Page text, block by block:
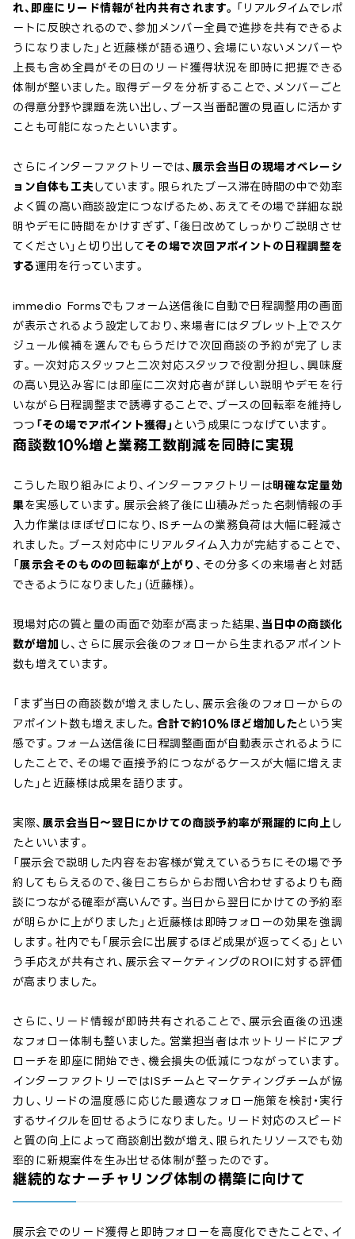
れ、即座にリード情報が社内共有されます。 「リアルタイムでレポ
ートに反映されるので、参加メンバー全員で進捗を共有できるよ
うになりました」と近藤様が語る通り、会場にいないメンバーや
上長も含め全員がその日のリード獲得状況を即時に把握できる
体制が整いました。取得データを分析することで、メンバーごと
の得意分野や課題を洗い出し、ブース当番配置の見直しに活かす
ことも可能になったといいます。
さらにインターファクトリーでは、 展示会当日の現場オペレーシ
ョン自体も工夫 しています。限られたブース滞在時間の中で効率
よく質の高い商談設定につなげるため、あえてその場で詳細な説
明やデモに時間をかけすぎず、「後日改めてしっかりご説明させ
てください」と切り出して その場で次回アポイントの日程調整を
する 運用を行っています。
immedio Formsでもフォーム送信後に自動で日程調整用の画面
が表示されるよう設定しており、来場者にはタブレット上でスケ
ジュール候補を選んでもらうだけで次回商談の予約が完了しま
す。一次対応スタッフと二次対応スタッフで役割分担し、興味度
の高い見込み客には即座に二次対応者が詳しい説明やデモを行
いながら日程調整まで誘導することで、ブースの回転率を維持し
つつ 「その場でアポイント獲得」 という成果につなげています。
商談数10％増と業務工数削減を同時に実現
こうした取り組みにより、インターファクトリーは 明確な定量効
果を実感しています。展示会終了後に山積みだった名刺情報の手
入力作業はほぼゼロになり、ISチームの業務負荷は大幅に軽減さ
れました。ブース対応中にリアルタイム入力が完結することで、
「展示会そのものの回転率が上がり 、その分多くの来場者と対話
できるようになりました」（近藤様）。
現場対応の質と量の両面で効率が高まった結果、 当日中の商談化
数が増加 し、さらに展示会後のフォローから生まれるアポイント
数も増えています。
「まず当日の商談数が増えましたし、展示会後のフォローからの
アポイント数も増えました。 合計で約10%ほど増加した という実
感です。フォーム送信後に日程調整画面が自動表示されるように
したことで、その場で直接予約につながるケースが大幅に増えま
した」と近藤様は成果を語ります。
実際、 展示会当日〜翌日にかけての商談予約率が飛躍的に向上 し
たといいます。
「展示会で説明した内容をお客様が覚えているうちにその場で予
約してもらえるので、後日こちらからお問い合わせするよりも商
談につながる確率が高いんです。当日から翌日にかけての予約率
が明らかに上がりました」と近藤様は即時フォローの効果を強調
します。社内でも「展示会に出展するほど成果が返ってくる」とい
う手応えが共有され、展示会マーケティングのROIに対する評価
が高まりました。
さらに、リード情報が即時共有されることで、展示会直後の迅速
なフォロー体制も整いました。営業担当者はホットリードにアプ
ローチを即座に開始でき、機会損失の低減につながっています。
インターファクトリーではISチームとマーケティングチームが協
力し、リードの温度感に応じた最適なフォロー施策を検討・実行
するサイクルを回せるようになりました。リード対応のスピード
と質の向上によって商談創出数が増え、限られたリソースでも効
率的に新規案件を生み出せる体制が整ったのです。
継続的なナーチャリング体制の構築に向けて
展示会でのリード獲得と即時フォローを高度化できたことで、イ